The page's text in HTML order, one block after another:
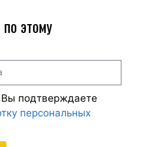
этому
подтверждаете
персональных